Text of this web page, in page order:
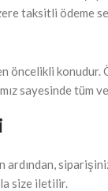
taksitli ödeme
konudur.
sayesinde tüm
ardından,
size iletilir.